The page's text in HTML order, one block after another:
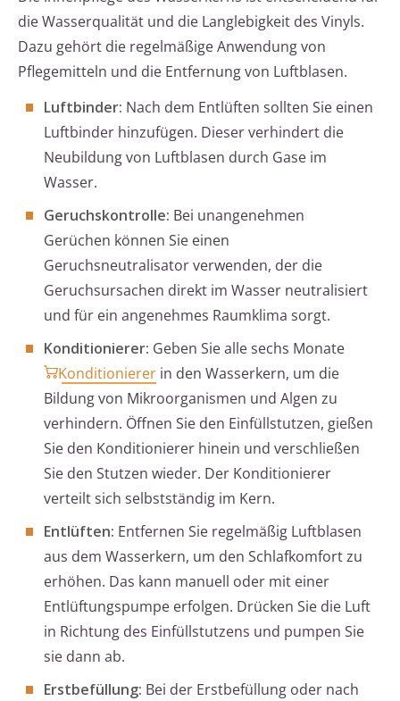
die Wasserqualität und die Langlebigkeit des Vinyls.
Dazu gehört die regelmäßige Anwendung von
Pflegemitteln und die Entfernung von Luftblasen.
Luftbinder: Nach dem Entlüften sollten Sie einen
Luftbinder hinzufügen. Dieser verhindert die
Neubildung von Luftblasen durch Gase im
Wasser.
Geruchskontrolle: Bei unangenehmen
Gerüchen können Sie einen
Geruchsneutralisator verwenden, der die
Geruchsursachen direkt im Wasser neutralisiert
und für ein angenehmes Raumklima sorgt.
Konditionierer: Geben Sie alle sechs Monate
Konditionierer in den Wasserkern, um die
Bildung von Mikroorganismen und Algen zu
verhindern. Öffnen Sie den Einfüllstutzen, gießen
Sie den Konditionierer hinein und verschließen
Sie den Stutzen wieder. Der Konditionierer
verteilt sich selbstständig im Kern.
Entlüften: Entfernen Sie regelmäßig Luftblasen
aus dem Wasserkern, um den Schlafkomfort zu
erhöhen. Das kann manuell oder mit einer
Entlüftungspumpe erfolgen. Drücken Sie die Luft
in Richtung des Einfüllstutzens und pumpen Sie
sie dann ab.
Erstbefüllung: Bei der Erstbefüllung oder nach